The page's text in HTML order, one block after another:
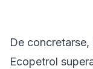
De
Ecopetrol